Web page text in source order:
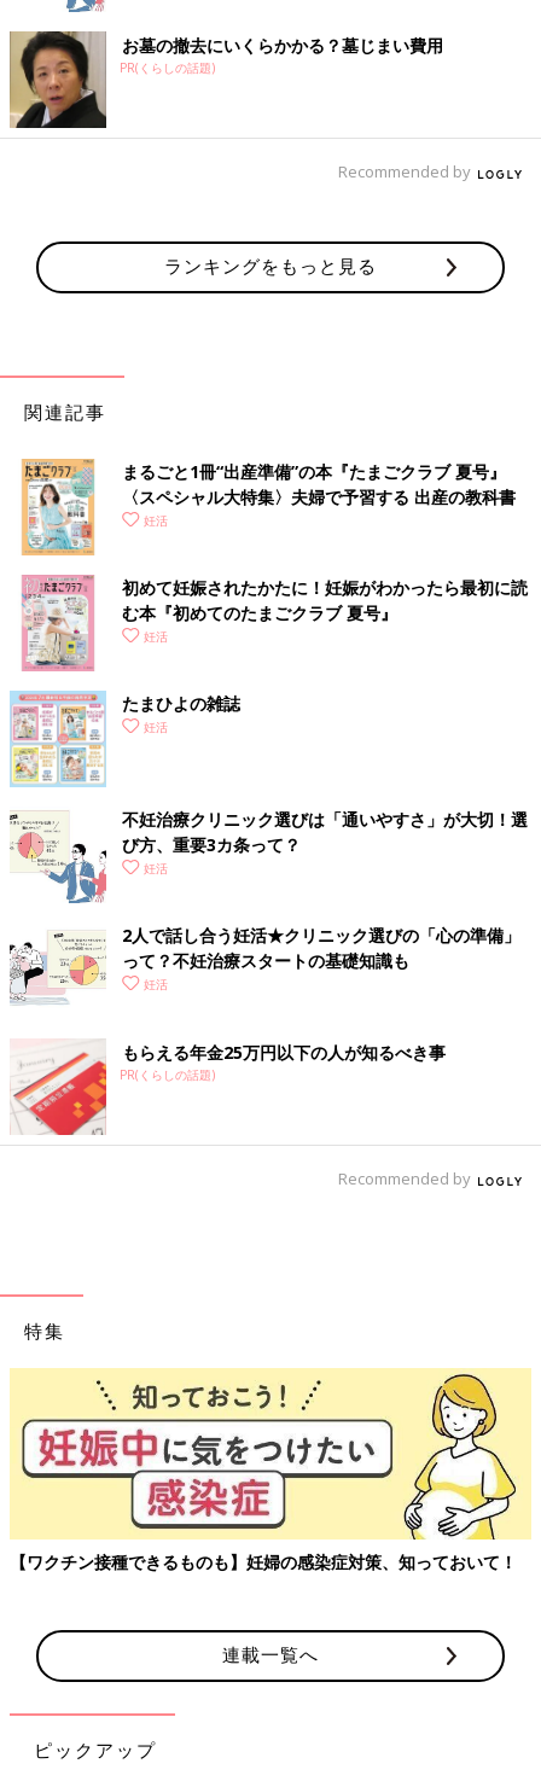
お墓の撤去にいくらかかる？墓じまい費用
PR(くらしの話題)
Recommended by
ランキングをもっと見る
関連記事
まるごと1冊“出産準備”の本『たまごクラブ 夏号』
〈スペシャル大特集〉夫婦で予習する 出産の教科書
妊活
初めて妊娠されたかたに！妊娠がわかったら最初に読
む本『初めてのたまごクラブ 夏号』
妊活
たまひよの雑誌
妊活
不妊治療クリニック選びは「通いやすさ」が大切！選
び方、重要3カ条って？
妊活
2人で話し合う妊活★クリニック選びの「心の準備」
って？不妊治療スタートの基礎知識も
妊活
もらえる年金25万円以下の人が知るべき事
PR(くらしの話題)
Recommended by
特集
【ワクチン接種できるものも】妊婦の感染症対策、知っておいて！
連載一覧へ
ピックアップ